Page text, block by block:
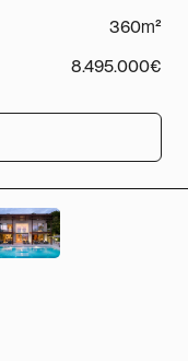
360m²
8.495.000€